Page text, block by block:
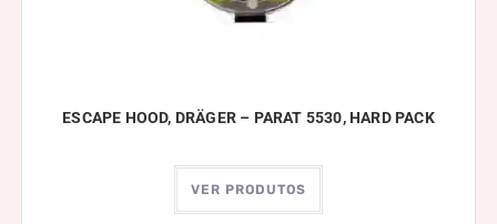
ESCAPE HOOD, DRÄGER – PARAT 5530, HARD PACK
VER PRODUTOS